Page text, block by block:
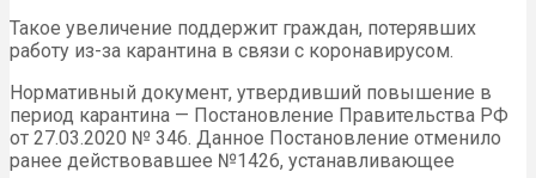
Такое увеличение поддержит граждан, потерявших
работу из-за карантина в связи с коронавирусом.
Нормативный документ, утвердивший повышение в
период карантина — Постановление Правительства РФ
от 27.03.2020 № 346. Данное Постановление отменило
ранее действовавшее №1426, устанавливающее